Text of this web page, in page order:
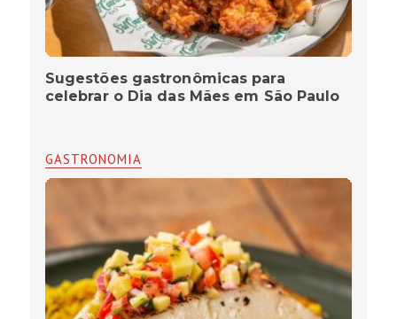
Sugestões gastronômicas para
celebrar o Dia das Mães em São Paulo
GASTRONOMIA